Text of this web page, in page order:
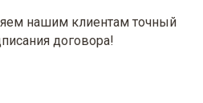
нашим клиентам точный
договора!